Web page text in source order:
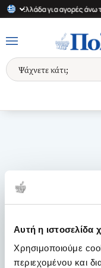
Αυτή η ιστοσελίδα
Χρησιμοποιούμε
περιεχομένου και
Ελλάδα για αγορές άνω